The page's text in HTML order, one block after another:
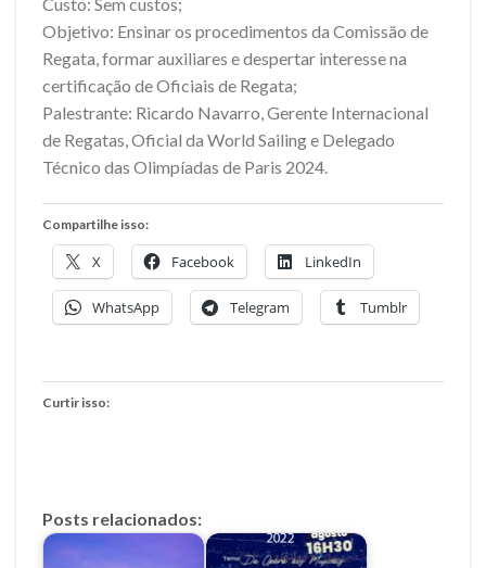
Objetivo: Ensinar os procedimentos da Comissão de
Regata, formar auxiliares e despertar interesse na
certificação de Oficiais de Regata;
Palestrante: Ricardo Navarro, Gerente Internacional
de Regatas, Oficial da World Sailing e Delegado
Técnico das Olimpíadas de Paris 2024.
Compartilhe isso:
X Facebook LinkedIn
WhatsApp Telegram Tumblr
Curtir isso:
Posts relacionados: